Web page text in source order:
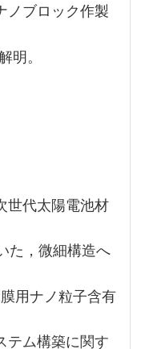
ノブロック作製
明。
世代太陽電池材
た，微細構造へ
用ナノ粒子含有
テム構築に関す